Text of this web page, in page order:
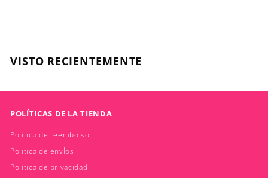
5
VISTO RECIENTEMENTE
POLÍTICAS DE LA TIENDA
Política de reembolso
Politica de envÍos
Política de privacidad